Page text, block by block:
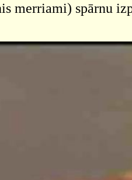
merriami) spārnu